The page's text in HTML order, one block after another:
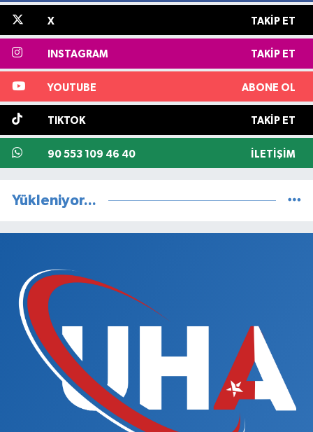
X TAKIP ET
INSTAGRAM TAKIP ET
YOUTUBE ABONE OL
TIKTOK TAKIP ET
90 553 109 46 40 İLETIŞIM
Yükleniyor...